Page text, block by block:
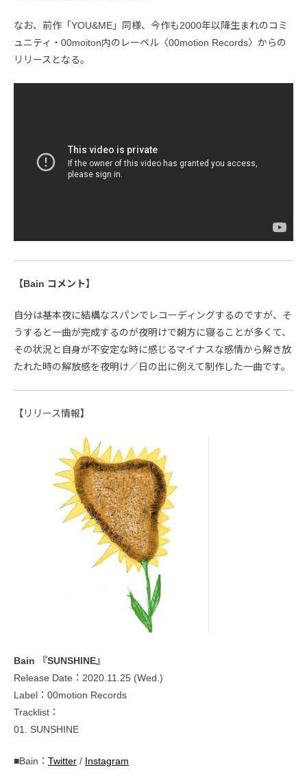
なお、前作「YOU&ME」同様、今作も2000年以降生まれのコミ
ュニティ・00moiton内のレーベル〈00motion Records〉からの
リリースとなる。
【Bain コメント】
自分は基本夜に結構なスパンでレコーディングするのですが、そ
うすると一曲が完成するのが夜明けで朝方に寝ることが多くて、
その状況と自身が不安定な時に感じるマイナスな感情から解き放
たれた時の解放感を夜明け／日の出に例えて制作した一曲です。
【リリース情報】
Bain 『SUNSHINE』
Release Date：2020.11.25 (Wed.)
Label：00motion Records
Tracklist：
01. SUNSHINE
■Bain： Twitter / Instagram